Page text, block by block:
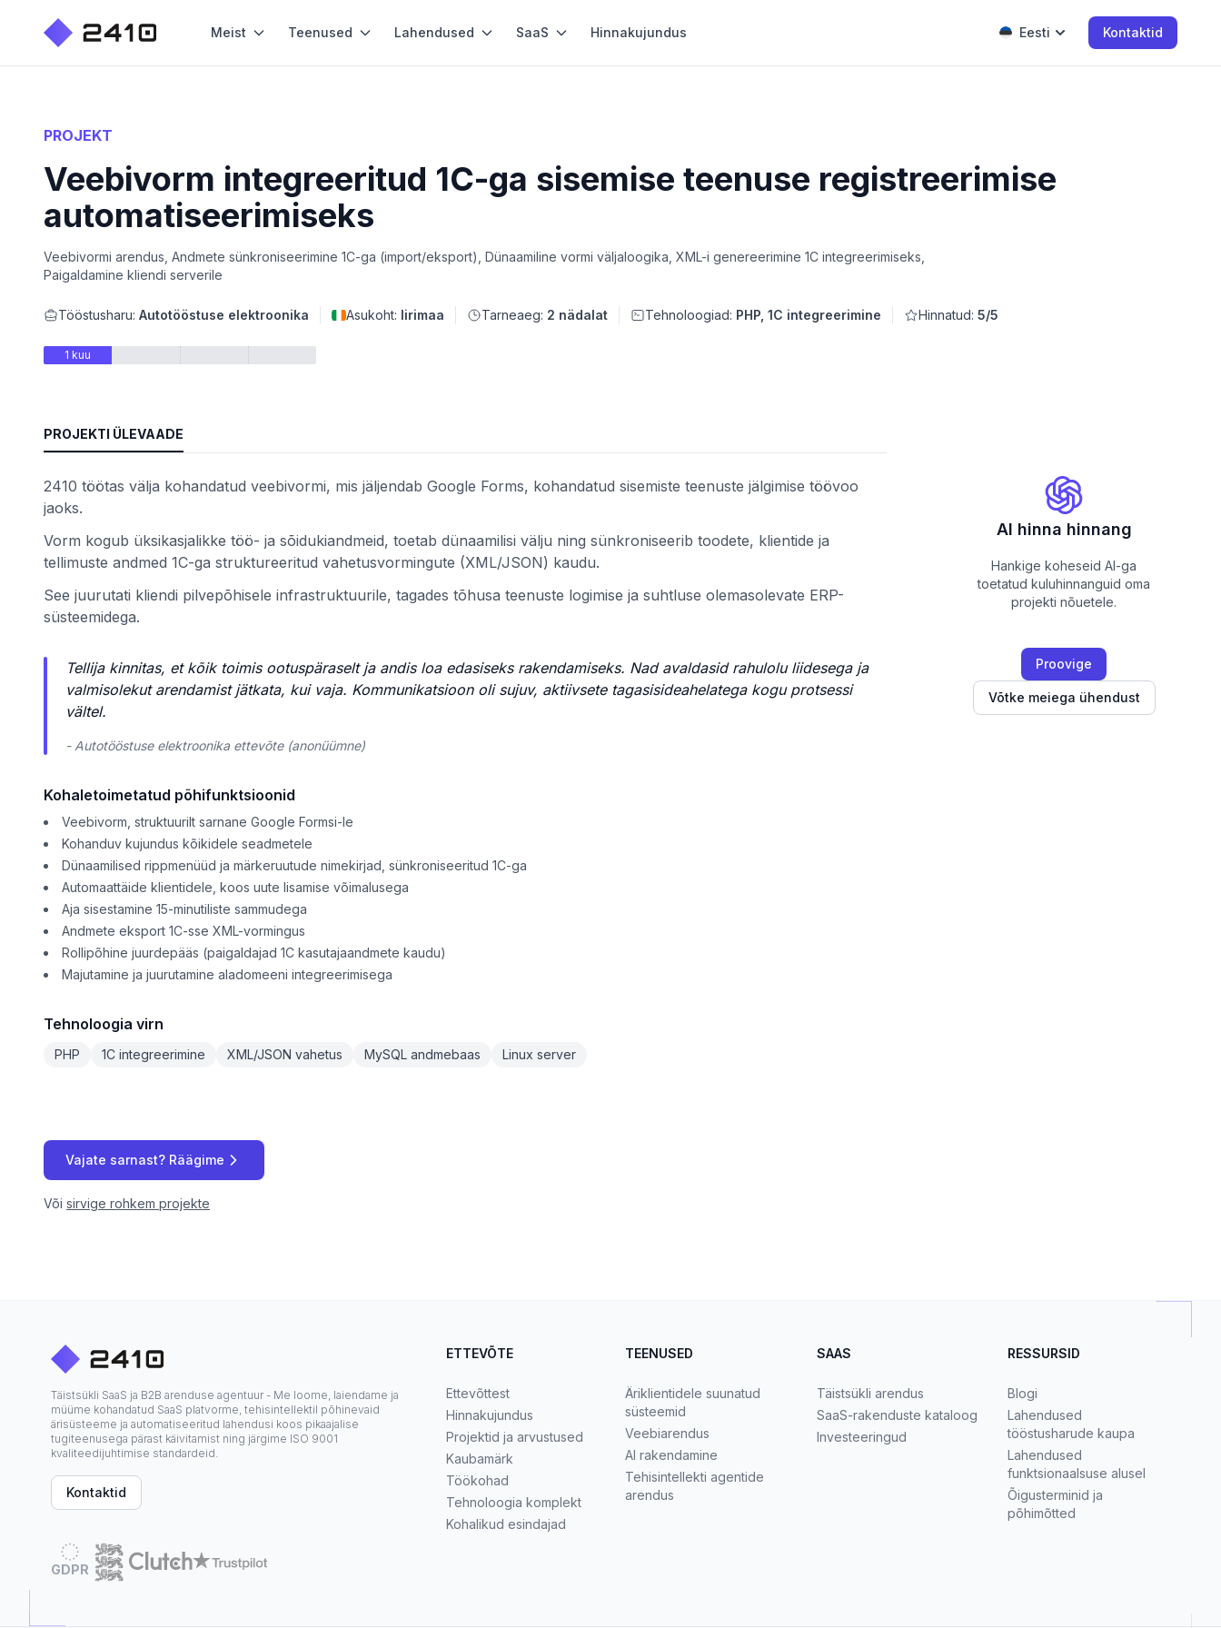
Meist Teenused Lahendused SaaS Hinnakujundus Eesti Kontaktid
kaupa
PROJEKT
Veebivorm integreeritud 1C-ga sisemise teenuse registreerimise
automatiseerimiseks
Veebivormi arendus, Andmete sünkroniseerimine 1C-ga (import/eksport), Dünaamiline vormi väljaloogika, XML-i genereerimine 1C integreerimiseks,
Paigaldamine kliendi serverile
Tööstusharu: Autotööstuse elektroonika Asukoht: Iirimaa Tarneaeg: 2 nädalat Tehnoloogiad: PHP, 1C integreerimine Hinnatud: 5/5
1 kuu
PROJEKTI ÜLEVAADE
2410 töötas välja kohandatud veebivormi, mis jäljendab Google Forms, kohandatud sisemiste teenuste jälgimise töövoo
jaoks.
Vorm kogub üksikasjalikke töö- ja sõidukiandmeid, toetab dünaamilisi välju ning sünkroniseerib toodete, klientide ja
tellimuste andmed 1C-ga struktureeritud vahetusvormingute (XML/JSON) kaudu.
See juurutati kliendi pilvepõhisele infrastruktuurile, tagades tõhusa teenuste logimise ja suhtluse olemasolevate ERP-
süsteemidega.
Tellija kinnitas, et kõik toimis ootuspäraselt ja andis loa edasiseks rakendamiseks. Nad avaldasid rahulolu liidesega ja
valmisolekut arendamist jätkata, kui vaja. Kommunikatsioon oli sujuv, aktiivsete tagasisideahelatega kogu protsessi
vältel.
- Autotööstuse elektroonika ettevõte (anonüümne)
Kohaletoimetatud põhifunktsioonid
Veebivorm, struktuurilt sarnane Google Formsi-le
Kohanduv kujundus kõikidele seadmetele
Dünaamilised rippmenüüd ja märkeruutude nimekirjad, sünkroniseeritud 1C-ga
Automaattäide klientidele, koos uute lisamise võimalusega
Aja sisestamine 15-minutiliste sammudega
Andmete eksport 1C-sse XML-vormingus
Rollipõhine juurdepääs (paigaldajad 1C kasutajaandmete kaudu)
Majutamine ja juurutamine aladomeeni integreerimisega
Tehnoloogia virn
PHP 1C integreerimine XML/JSON vahetus MySQL andmebaas Linux server
AI hinna hinnang
Hankige koheseid AI-ga
toetatud kuluhinnanguid oma
projekti nõuetele.
Proovige
Võtke meiega ühendust
Vajate sarnast? Räägime
Või sirvige rohkem projekte
Täistsükli SaaS ja B2B arenduse agentuur - Me loome, laiendame ja
müüme kohandatud SaaS platvorme, tehisintellektil põhinevaid
ärisüsteeme ja automatiseeritud lahendusi koos pikaajalise
tugiteenusega pärast käivitamist ning järgime ISO 9001
kvaliteedijuhtimise standardeid.
Kontaktid
GDPR
ETTEVÕTE
Ettevõttest
Hinnakujundus
Projektid ja arvustused
Kaubamärk
Töökohad
Tehnoloogia komplekt
Kohalikud esindajad
TEENUSED
Äriklientidele suunatud
süsteemid
Veebiarendus
AI rakendamine
Tehisintellekti agentide
arendus
SAAS
Täistsükli arendus
SaaS-rakenduste kataloog
Investeeringud
RESSURSID
Blogi
Lahendused
tööstusharude kaupa
Lahendused
funktsionaalsuse alusel
Õigusterminid ja
põhimõtted